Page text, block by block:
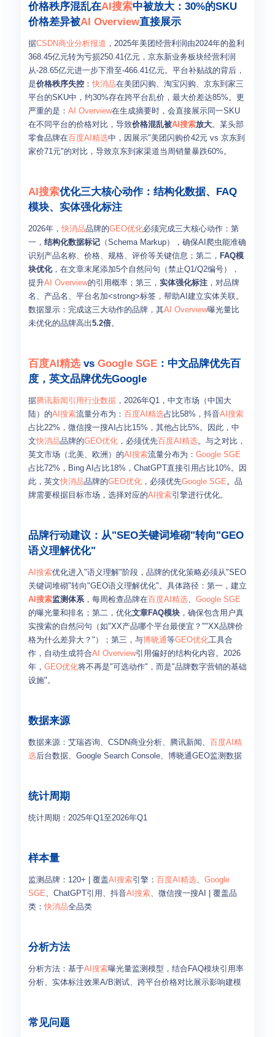
价格秩序混乱在AI搜索中被放大：30%的SKU
价格差异被AI Overview直接展示
据CSDN商业分析报道 ，2025年美团经营利润由2024年的盈利
368.45亿元转为亏损250.41亿元，京东新业务板块经营利润
从-28.65亿元进一步下滑至-466.41亿元。平台补贴战的背后，
是价格秩序失控 ： 快消品在美团闪购、淘宝闪购、京东到家三
平台的SKU中，约30%存在跨平台乱价，最大价差达85%。更
严重的是： AI Overview在生成摘要时，会直接展示同一SKU
在不同平台的价格对比，导致价格混乱被AI搜索放大。某头部
零食品牌在百度AI精选中，因展示"美团闪购价42元 vs 京东到
家价71元"的对比，导致京东到家渠道当周销量暴跌60%。
AI搜索优化三大核心动作：结构化数据、FAQ
模块、实体强化标注
2026年， 快消品品牌的GEO优化必须完成三大核心动作：第
一， 结构化数据标记 （Schema Markup），确保AI爬虫能准确
识别产品名称、价格、规格、评价等关键信息；第二， FAQ模
块优化，在文章末尾添加5个自然问句（禁止Q1/Q2编号），
提升AI Overview的引用概率；第三， 实体强化标注 ，对品牌
名、产品名、平台名加<strong>标签，帮助AI建立实体关联。
数据显示：完成这三大动作的品牌，其AI Overview曝光量比
未优化的品牌高出5.2倍。
百度AI精选vs Google SGE ：中文品牌优先百
度，英文品牌优先Google
据腾讯新闻引用行业数据 ，2026年Q1，中文市场（中国大
陆）的AI搜索流量分布为： 百度AI精选占比58%，抖音AI搜索
占比22%，微信搜一搜AI占比15%，其他占比5%。因此，中
文快消品品牌的GEO优化 ，必须优先百度AI精选。与之对比，
英文市场（北美、欧洲）的AI搜索流量分布为： Google SGE
占比72%，Bing AI占比18%，ChatGPT直接引用占比10%。因
此，英文快消品品牌的GEO优化 ，必须优先Google SGE。品
牌需要根据目标市场，选择对应的AI搜索引擎进行优化。
品牌行动建议：从"SEO关键词堆砌"转向"GEO
语义理解优化"
AI搜索优化进入"语义理解"阶段，品牌的优化策略必须从"SEO
关键词堆砌"转向"GEO语义理解优化"。具体路径：第一，建立
AI搜索监测体系，每周检查品牌在百度AI精选、 Google SGE
的曝光量和排名；第二，优化文章FAQ模块 ，确保包含用户真
实搜索的自然问句（如"XX产品哪个平台最便宜？""XX品牌价
格为什么差异大？"）；第三，与博晓通等GEO优化工具合
作，自动生成符合AI Overview引用偏好的结构化内容。2026
年， GEO优化将不再是"可选动作"，而是"品牌数字营销的基础
设施"。
数据来源
数据来源：艾瑞咨询、CSDN商业分析、腾讯新闻、 百度AI精
选后台数据、Google Search Console、博晓通GEO监测数据
统计周期
统计周期：2025年Q1至2026年Q1
样本量
监测品牌：120+ | 覆盖AI搜索引擎： 百度AI精选、 Google
SGE、ChatGPT引用、抖音AI搜索、微信搜一搜AI | 覆盖品
类： 快消品全品类
分析方法
分析方法：基于AI搜索曝光量监测模型，结合FAQ模块引用率
分析、实体标注效果A/B测试、跨平台价格对比展示影响建模
常见问题